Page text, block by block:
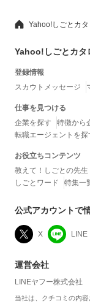
Yahoo!しごとカ
Yahoo!しごとカタ
登録情報
スカウトメッセージ
仕事を見つける
企業を探す
特徴から
転職エージェントを探
お役立ちコンテンツ
教えて！しごとの先生
しごとワード
特集一
公式アカウントで
X LINE
運営会社
LINEヤフー株式会社
当社は、クチコミの内